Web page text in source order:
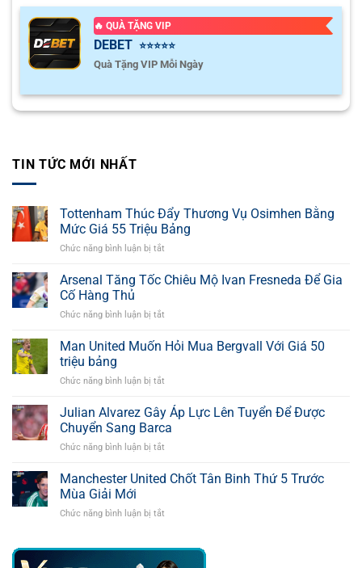
🔥 QUÀ TẶNG VIP
DEBET ⭐⭐⭐⭐⭐
Quà Tặng VIP Mỗi Ngày
TIN TỨC MỚI NHẤT
Tottenham Thúc Đẩy Thương Vụ Osimhen Bằng
Mức Giá 55 Triệu Bảng
Chức năng bình luận bị tắt
Thúc
Bằng
Bảng
Arsenal Tăng Tốc Chiêu Mộ Ivan Fresneda Để Gia
Cố Hàng Thủ
Chức năng bình luận bị tắt
Tăng
Fresneda
Để
Thủ
Man United Muốn Hỏi Mua Bergvall Với Giá 50
triệu bảng
Chức năng bình luận bị tắt
United
Muốn
Hỏi
Với
Julian Alvarez Gây Áp Lực Lên Tuyển Để Được
Chuyển Sang Barca
Chức năng bình luận bị tắt
Alvarez
Manchester United Chốt Tân Binh Thứ 5 Trước
Mùa Giải Mới
Chức năng bình luận bị tắt